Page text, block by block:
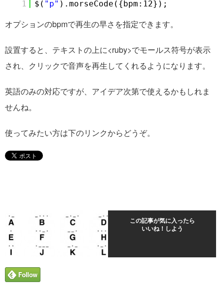
1 $( "p" ).morseCode({bpm:12});
オプションのbpmで再生の早さを指定できます。
設置すると、テキストの上に<ruby>でモールス符号が表示
され、クリックで音声を再生してくれるようになります。
英語のみの対応ですが、アイデア次第で使えるかもしれま
せんね。
使ってみたい方は下のリンクからどうぞ。
この記事が気に入ったら
いいね！しよう